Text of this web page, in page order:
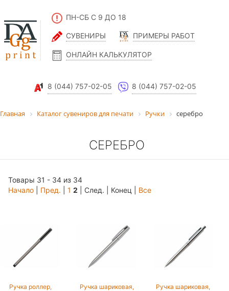
СУВЕНИРЫ ПРИМЕРЫ РАБОТ
ОНЛАЙН КАЛЬКУЛЯТОР
ПН-СБ С 9 ДО 18
8 (044) 757-02-05 8 (044) 757-02-05
Главная Каталог сувениров для печати Ручки серебро
СЕРЕБРО
Товары 31 - 34 из 34
Начало
Пред. 1 2 | След. | Конец Все
Ручка роллер,
Ручка шариковая,
Ручка шариковая,